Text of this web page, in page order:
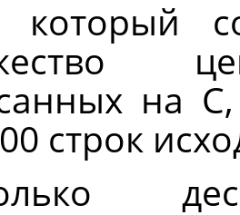
который
на
строк